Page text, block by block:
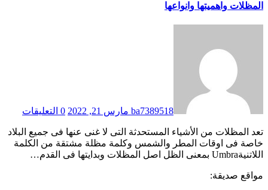
المظلات واهميتها وانواعها
ba7389518 مارس 21, 2022 0 التعليقات
تعد المظلات من الأشياء المستحدثة التى لا غنى عنها فى جميع البلاد
خاصة فى اوقات المطر والشمس وكلمة مظلة مشتقة من الكلمة
اللاتنيةUmbra بمعنى الظل اصل المظلات وبدايتها فى القدم…
مواقع صديقة: